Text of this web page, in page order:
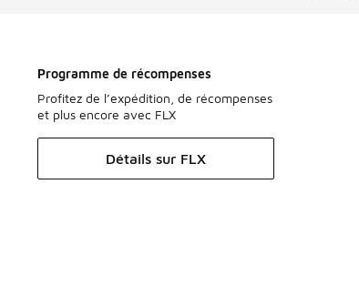
Programme de récompenses
Profitez de l’expédition, de récompenses
et plus encore avec FLX
Détails sur FLX